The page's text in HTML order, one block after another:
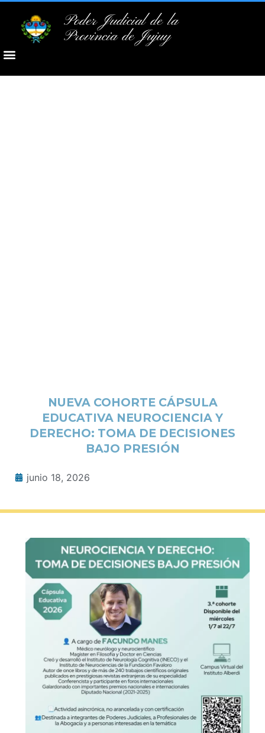
Poder Judicial de la
Provincia de Jujuy
NUEVA COHORTE CÁPSULA
EDUCATIVA NEUROCIENCIA Y
DERECHO: TOMA DE DECISIONES
BAJO PRESIÓN
junio 18, 2026